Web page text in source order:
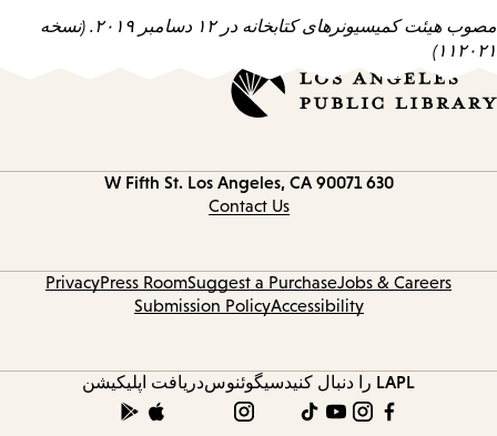
مصوب هیئت کمیسیونرهای کتابخانه در ۱۲ دسامبر ۲۰۱۹. (نسخه
۱۱۲۰۲۱)
630 W Fifth St.
Los Angeles, CA 90071
Contact Us
Jobs & Careers
Suggest a Purchase
Press Room
Privacy
Accessibility
Submission Policy
LAPL را دنبال کنید سیگوئنوسدریافت اپلیکیشن